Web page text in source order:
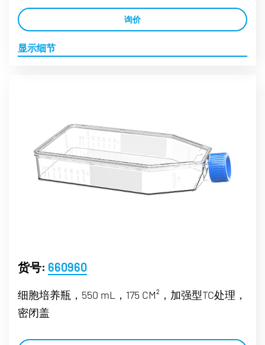
询价
显示细节
货号: 660960
细胞培养瓶，550 mL，175 CM²，加强型TC处理，
密闭盖